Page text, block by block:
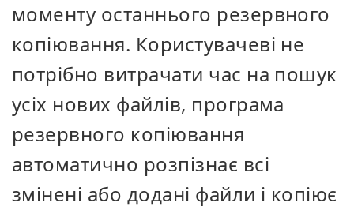
моменту останнього резервного
копіювання. Користувачеві не
потрібно витрачати час на пошук
усіх нових файлів, програма
резервного копіювання
автоматично розпізнає всі
змінені або додані файли і копіює